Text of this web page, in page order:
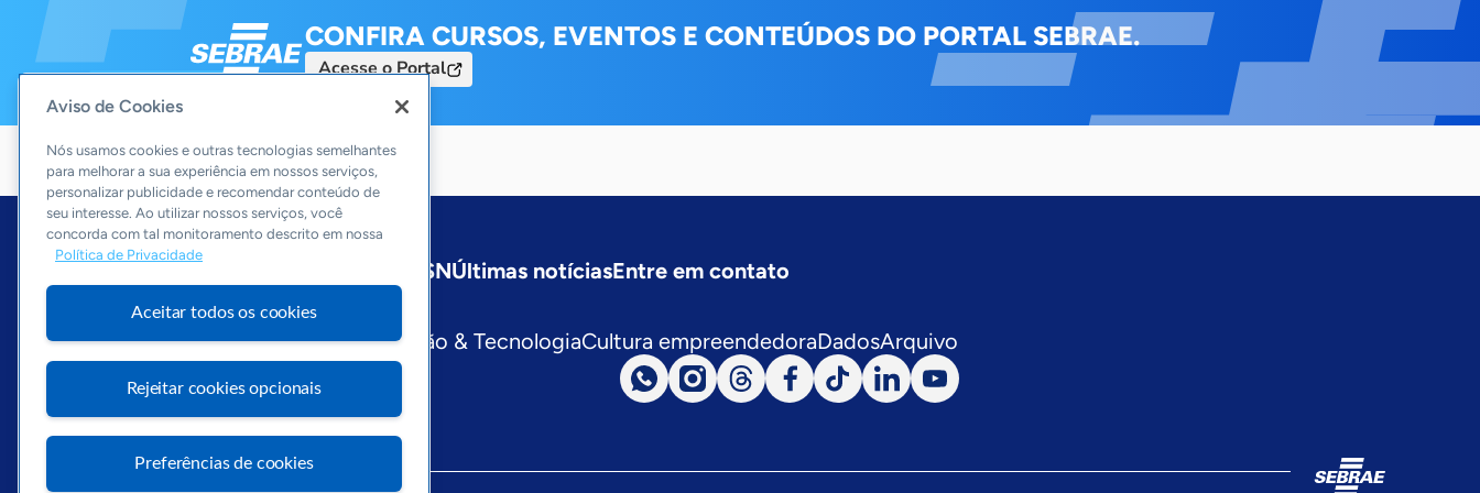
CONFIRA CURSOS, EVENTOS E CONTEÚDOS DO PORTAL SEBRAE.
Acesse o Portal
Início Sobre a ASNÚltimas notíciasEntre em contato
Economia & PolíticaInovação & TecnologiaCultura empreendedoraDadosArquivo
Visite o Portal Sebrae
Aviso de Cookies
Nós usamos cookies e outras tecnologias semelhantes
para melhorar a sua experiência em nossos serviços,
personalizar publicidade e recomendar conteúdo de
seu interesse. Ao utilizar nossos serviços, você
concorda com tal monitoramento descrito em nossa
Política de Privacidade
Aceitar todos os cookies
Rejeitar cookies opcionais
Preferências de cookies